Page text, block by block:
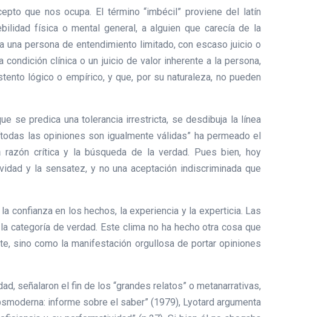
que nos ocupa. El término “imbécil” proviene del latín
física o mental general, a alguien que carecía de la
persona de entendimiento limitado, con escaso juicio o
clínica o un juicio de valor inherente a la persona,
lógico o empírico, y que, por su naturaleza, no pueden
se predica una tolerancia irrestricta, se desdibuja la línea
las opiniones son igualmente válidas” ha permeado el
crítica y la búsqueda de la verdad. Pues bien, hoy
y la sensatez, y no una aceptación indiscriminada que
confianza en los hechos, la experiencia y la experticia. Las
categoría de verdad. Este clima no ha hecho otra cosa que
sino como la manifestación orgullosa de portar opiniones
señalaron el fin de los “grandes relatos” o metanarrativas,
informe sobre el saber” (1979), Lyotard argumenta